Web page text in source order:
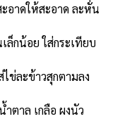
อาดให้สะอาด ละหั่น
ล็กน้อย ใส่กระเทียบ
ข่ละข้าวสุกตามลง
ำตาล เกลือ ผงนัว